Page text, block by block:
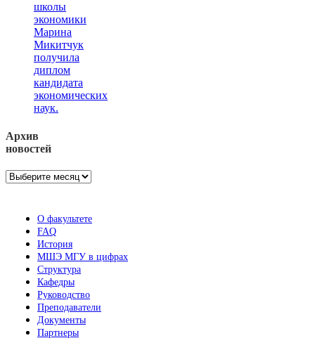
школы
экономики
Марина
Микитчук
получила
диплом
кандидата
экономических
наук.
Архив
новостей
Архив
О факультете
FAQ
История
МШЭ МГУ в цифрах
Структура
Кафедры
Руководство
Преподаватели
Документы
Партнеры